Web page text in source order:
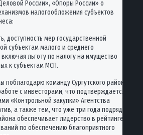
России», «Опоры России» о
налогообложения субъектов
доступность мер государственной
субъектам малого и среднего
льготу по налогу на имущество
к субъектам МСП.
команду Сургутского района
с инвесторами, что подтверждается
«Контрольной закупки» Агентства
а также тем, что уже три года подряд
обеспечивает лидерство в рейтинге
по обеспечению благоприятного